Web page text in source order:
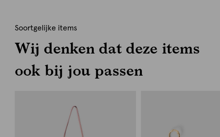
Soortgelijke items
Wij denken dat deze items
ook bij jou passen